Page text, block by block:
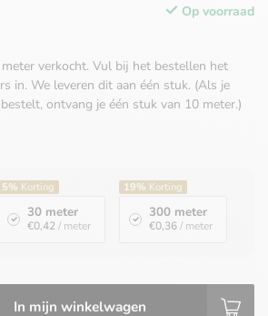
Op voorraad
verkocht. Vul bij het bestellen het
in. We leveren dit aan één stuk. (Als je
ontvang je één stuk van 10 meter.)
5% Korting
30 meter
€0,42/ meter
19% Korting
300 meter
€0,36/ meter
In mijn winkelwagen